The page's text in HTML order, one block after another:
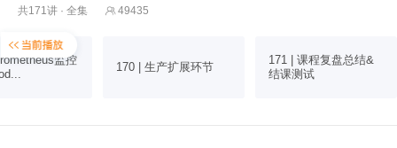
共171讲 · 全集  49435
监控
170 | 生产扩展环节
171 | 课程复盘总结&
结课测试